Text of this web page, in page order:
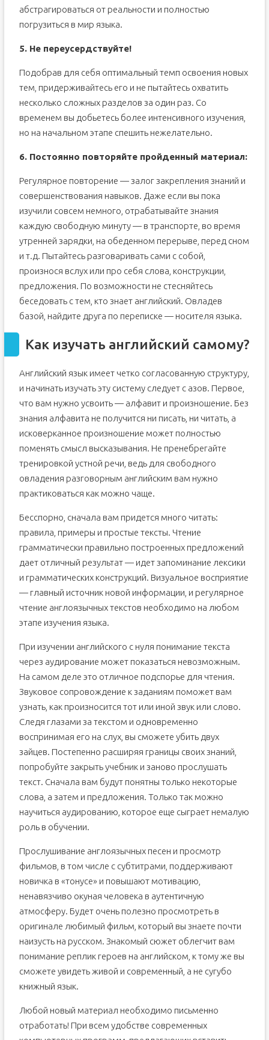
абстрагироваться от реальности и полностью
погрузиться в мир языка.
5. Не переусердствуйте!
Подобрав для себя оптимальный темп освоения новых
тем, придерживайтесь его и не пытайтесь охватить
несколько сложных разделов за один раз. Со
временем вы добьетесь более интенсивного изучения,
но на начальном этапе спешить нежелательно.
6. Постоянно повторяйте пройденный материал:
Регулярное повторение — залог закрепления знаний и
совершенствования навыков. Даже если вы пока
изучили совсем немного, отрабатывайте знания
каждую свободную минуту — в транспорте, во время
утренней зарядки, на обеденном перерыве, перед сном
и т.д. Пытайтесь разговаривать сами с собой,
произнося вслух или про себя слова, конструкции,
предложения. По возможности не стесняйтесь
беседовать с тем, кто знает английский. Овладев
базой, найдите друга по переписке — носителя языка.
Как изучать английский самому?
Английский язык имеет четко согласованную структуру,
и начинать изучать эту систему следует с азов. Первое,
что вам нужно усвоить — алфавит и произношение. Без
знания алфавита не получится ни писать, ни читать, а
исковерканное произношение может полностью
поменять смысл высказывания. Не пренебрегайте
тренировкой устной речи, ведь для свободного
овладения разговорным английским вам нужно
практиковаться как можно чаще.
Бесспорно, сначала вам придется много читать:
правила, примеры и простые тексты. Чтение
грамматически правильно построенных предложений
дает отличный результат — идет запоминание лексики
и грамматических конструкций. Визуальное восприятие
— главный источник новой информации, и регулярное
чтение англоязычных текстов необходимо на любом
этапе изучения языка.
При изучении английского с нуля понимание текста
через аудирование может показаться невозможным.
На самом деле это отличное подспорье для чтения.
Звуковое сопровождение к заданиям поможет вам
узнать, как произносится тот или иной звук или слово.
Следя глазами за текстом и одновременно
воспринимая его на слух, вы сможете убить двух
зайцев. Постепенно расширяя границы своих знаний,
попробуйте закрыть учебник и заново прослушать
текст. Сначала вам будут понятны только некоторые
слова, а затем и предложения. Только так можно
научиться аудированию, которое еще сыграет немалую
роль в обучении.
Прослушивание англоязычных песен и просмотр
фильмов, в том числе с субтитрами, поддерживают
новичка в «тонусе» и повышают мотивацию,
ненавязчиво окуная человека в аутентичную
атмосферу. Будет очень полезно просмотреть в
оригинале любимый фильм, который вы знаете почти
наизусть на русском. Знакомый сюжет облегчит вам
понимание реплик героев на английском, к тому же вы
сможете увидеть живой и современный, а не сугубо
книжный язык.
Любой новый материал необходимо письменно
отработать! При всем удобстве современных